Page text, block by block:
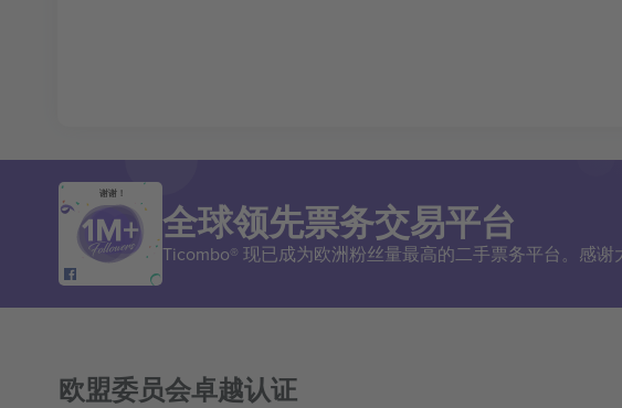
谢谢！
全球领先票务交易平台
Ticombo® 现已成为欧洲粉丝量最高的二手票务平台。感谢
欧盟委员会卓越认证